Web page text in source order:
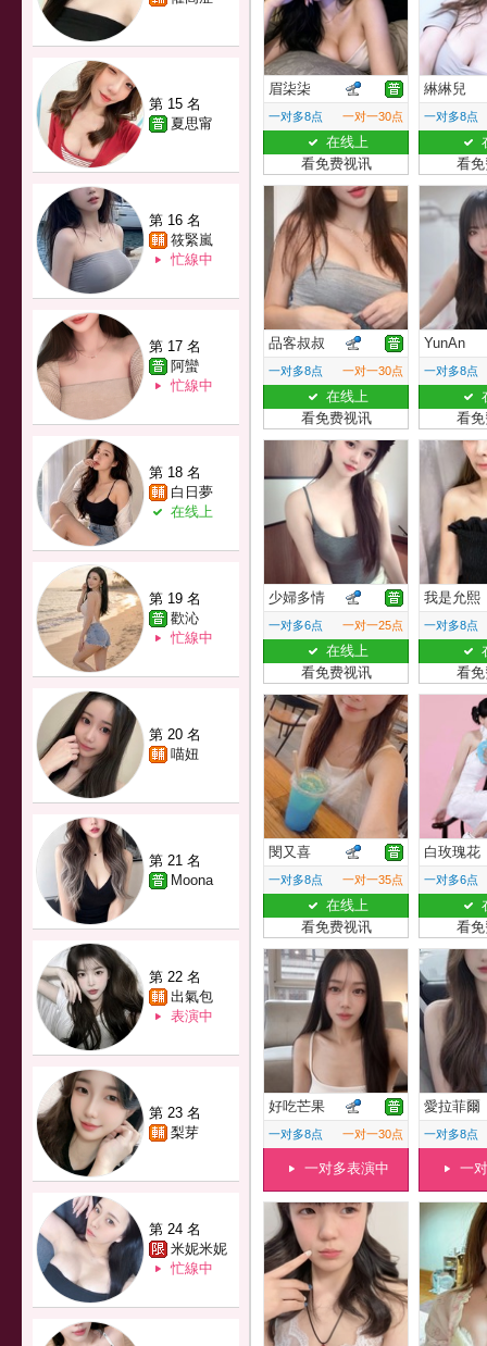
第 15 名
夏思甯
第 16 名
筱緊嵐
忙線中
第 17 名
阿蠻
忙線中
第 18 名
白日夢
在线上
第 19 名
歡沁
忙線中
第 20 名
喵妞
第 21 名
Moona
第 22 名
出氣包
表演中
第 23 名
梨芽
第 24 名
米妮米妮
忙線中
眉柒柒
一对多8点 一对一30点
在线上
看免费视讯
綝綝兒
一对多8点
看
品客叔叔
一对多8点 一对一30点
在线上
看免费视讯
YunAn
一对多8点
看
少婦多情
一对多6点 一对一25点
在线上
看免费视讯
我是允熙
一对多8点
看
閔又喜
一对多8点 一对一35点
在线上
看免费视讯
白玫瑰花
一对多6点
看
好吃芒果
一对多8点 一对一30点
一对多表演中
愛拉菲爾
一对多8点
一